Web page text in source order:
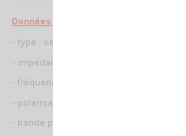
Données techniques :
- type : self à la base
- impédance : 50 ohms
- fréquence couverte : 27- 30 mhz
- polarisation : verticale
- bande passante : 2600 KHz avec un